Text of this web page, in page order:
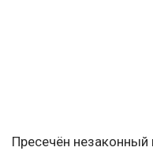
Пресечён